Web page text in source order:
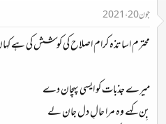
جون 20، 2021
محترم اساتذہ کرام اصلاح کی کوشش کی ہے
میرے جذبات کو ایسی پہچان دے
بِن کہے وہ مرا حالِ دل جان لے